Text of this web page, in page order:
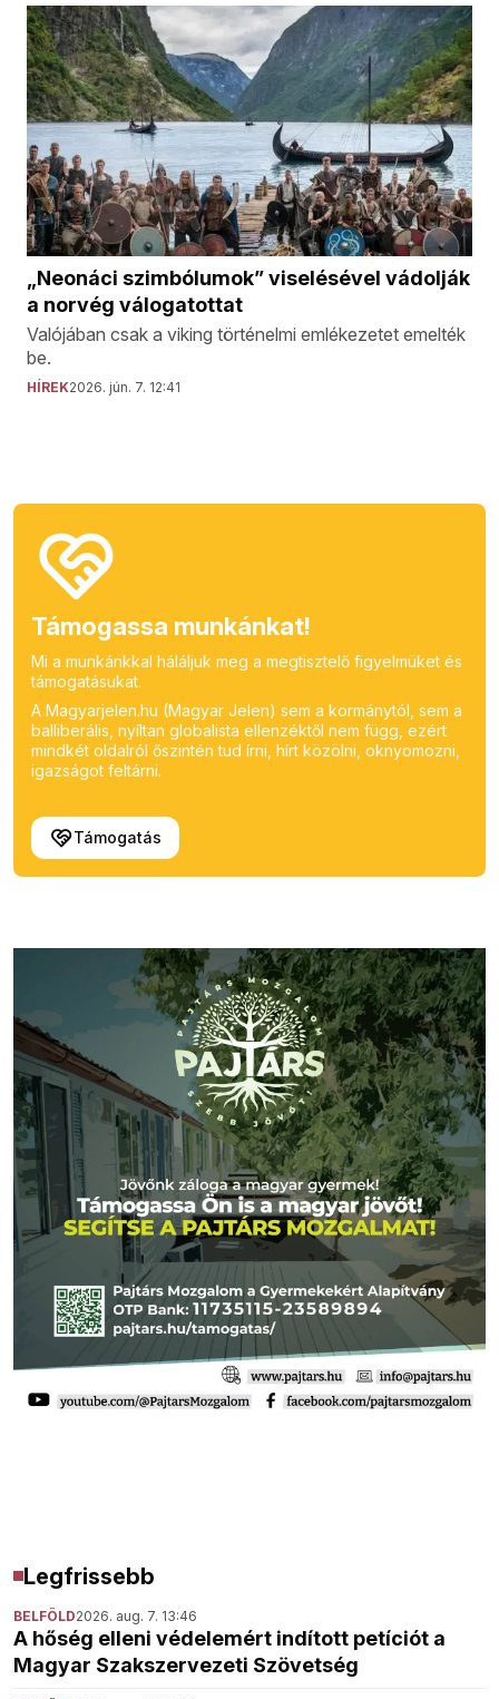
„Neonáci szimbólumok” viselésével vádolják
a norvég válogatottat
Valójában csak a viking történelmi emlékezetet emelték
be.
HÍREK2026. jún. 7. 12:41
Támogassa munkánkat!
Mi a munkánkkal háláljuk meg a megtisztelő figyelmüket és
támogatásukat.
A Magyarjelen.hu (Magyar Jelen) sem a kormánytól, sem a
balliberális, nyíltan globalista ellenzéktől nem függ, ezért
mindkét oldalról őszintén tud írni, hírt közölni, oknyomozni,
igazságot feltárni.
Támogatás
Legfrissebb
BELFÖLD2026. aug. 7. 13:46
A hőség elleni védelemért indított petíciót a
Magyar Szakszervezeti Szövetség